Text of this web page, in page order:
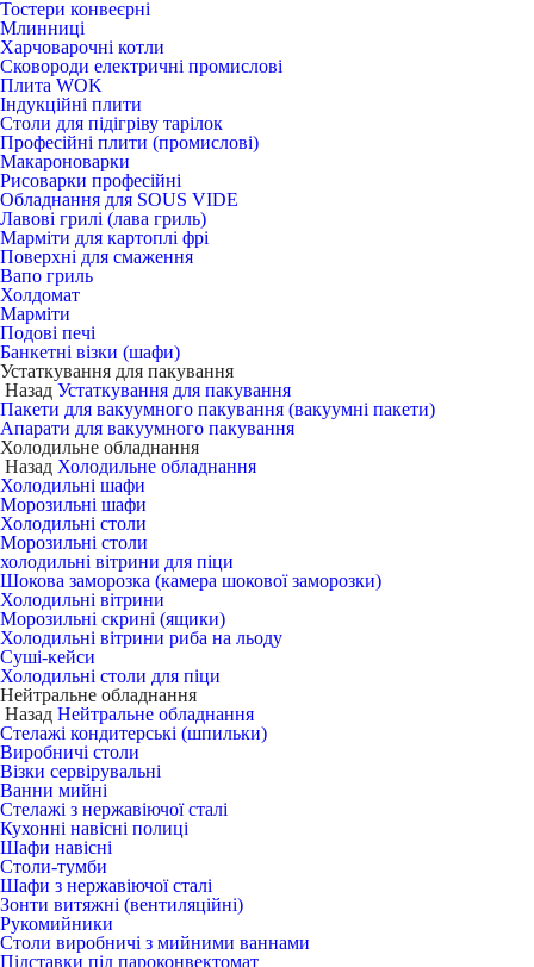
Тостери конвеєрні
Млинниці
Харчоварочні котли
Сковороди електричні промислові
Плита WOK
Індукційні плити
Столи для підігріву тарілок
Професійні плити (промислові)
Макароноварки
Рисоварки професійні
Обладнання для SOUS VIDE
Лавові грилі (лава гриль)
Марміти для картоплі фрі
Поверхні для смаження
Вапо гриль
Холдомат
Марміти
Подові печі
Банкетні візки (шафи)
Устаткування для пакування
Назад Устаткування для пакування
Пакети для вакуумного пакування (вакуумні пакети)
Апарати для вакуумного пакування
Холодильне обладнання
Назад Холодильне обладнання
Холодильні шафи
Морозильні шафи
Холодильні столи
Морозильні столи
холодильні вітрини для піци
Шокова заморозка (камера шокової заморозки)
Холодильні вітрини
Морозильні скрині (ящики)
Холодильні вітрини риба на льоду
Суші-кейси
Холодильні столи для піци
Нейтральне обладнання
Назад Нейтральне обладнання
Стелажі кондитерські (шпильки)
Виробничі столи
Візки сервірувальні
Ванни мийні
Стелажі з нержавіючої сталі
Кухонні навісні полиці
Шафи навісні
Столи-тумби
Шафи з нержавіючої сталі
Зонти витяжні (вентиляційні)
Рукомийники
Столи виробничі з мийними ваннами
Підставки під пароконвектомат